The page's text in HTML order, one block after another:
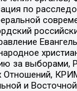
по
за выборами,
Отношений,
и